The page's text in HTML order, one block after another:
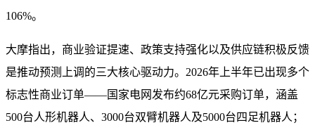
106%。
大摩指出，商业验证提速、政策支持强化以及供应链积极反馈
是推动预测上调的三大核心驱动力。2026年上半年已出现多个
标志性商业订单——国家电网发布约68亿元采购订单，涵盖
500台人形机器人、3000台双臂机器人及5000台四足机器人；